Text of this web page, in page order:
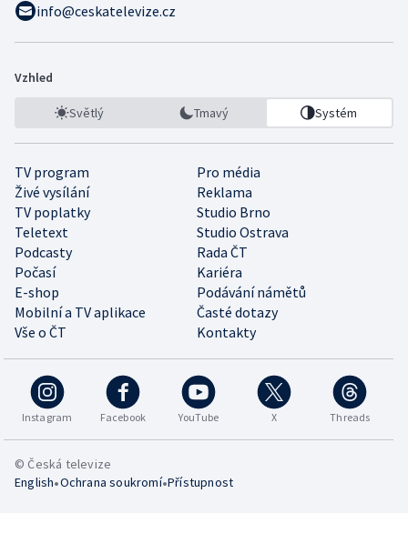
info@ceskatelevize.cz
Vzhled
Světlý Tmavý Systém
TV program
Pro média
Živé vysílání
Reklama
TV poplatky
Studio Brno
Teletext
Studio Ostrava
Podcasty
Rada ČT
Počasí
Kariéra
E-shop
Podávání námětů
Mobilní a TV aplikace
Časté dotazy
Vše o ČT
Kontakty
Instagram Facebook YouTube X Threads
© Česká televize
English•Ochrana soukromí•Přístupnost